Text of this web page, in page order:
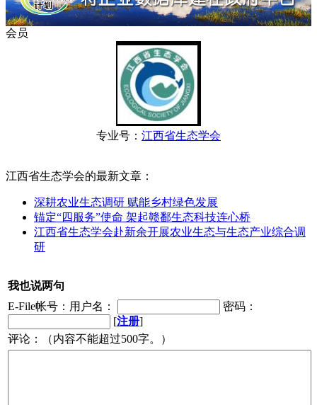
会员
专业号： 江西省生态学会
江西省生态学会的最新文章：
深耕农业生态调研 赋能乡村绿色发展
锚定“四服务”使命 架起赣鄱生态科技连心桥
江西省生态学会赴新余开展农业生态与生态产业综合调
研
我也说两句
E-File帐号：用户名：
密码：
[注册]
评论：（内容不能超过500字。）